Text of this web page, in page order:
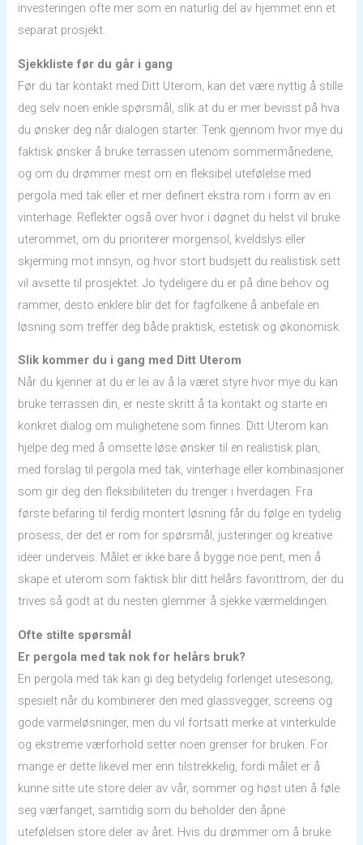
investeringen ofte mer som en naturlig del av hjemmet enn et
separat prosjekt.
Sjekkliste før du går i gang
Før du tar kontakt med Ditt Uterom, kan det være nyttig å stille
deg selv noen enkle spørsmål, slik at du er mer bevisst på hva
du ønsker deg når dialogen starter. Tenk gjennom hvor mye du
faktisk ønsker å bruke terrassen utenom sommermånedene,
og om du drømmer mest om en fleksibel utefølelse med
pergola med tak eller et mer definert ekstra rom i form av en
vinterhage. Reflekter også over hvor i døgnet du helst vil bruke
uterommet, om du prioriterer morgensol, kveldslys eller
skjerming mot innsyn, og hvor stort budsjett du realistisk sett
vil avsette til prosjektet. Jo tydeligere du er på dine behov og
rammer, desto enklere blir det for fagfolkene å anbefale en
løsning som treffer deg både praktisk, estetisk og økonomisk.
Slik kommer du i gang med Ditt Uterom
Når du kjenner at du er lei av å la været styre hvor mye du kan
bruke terrassen din, er neste skritt å ta kontakt og starte en
konkret dialog om mulighetene som finnes. Ditt Uterom kan
hjelpe deg med å omsette løse ønsker til en realistisk plan,
med forslag til pergola med tak, vinterhage eller kombinasjoner
som gir deg den fleksibiliteten du trenger i hverdagen. Fra
første befaring til ferdig montert løsning får du følge en tydelig
prosess, der det er rom for spørsmål, justeringer og kreative
ideer underveis. Målet er ikke bare å bygge noe pent, men å
skape et uterom som faktisk blir ditt helårs favorittrom, der du
trives så godt at du nesten glemmer å sjekke værmeldingen.
Ofte stilte spørsmål
Er pergola med tak nok for helårs bruk?
En pergola med tak kan gi deg betydelig forlenget utesesong,
spesielt når du kombinerer den med glassvegger, screens og
gode varmeløsninger, men du vil fortsatt merke at vinterkulde
og ekstreme værforhold setter noen grenser for bruken. For
mange er dette likevel mer enn tilstrekkelig, fordi målet er å
kunne sitte ute store deler av vår, sommer og høst uten å føle
seg værfanget, samtidig som du beholder den åpne
utefølelsen store deler av året. Hvis du drømmer om å bruke